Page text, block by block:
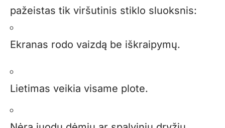
pažeistas tik viršutinis stiklo sluoksnis:
Ekranas rodo vaizdą be iškraipymų.
Lietimas veikia visame plote.